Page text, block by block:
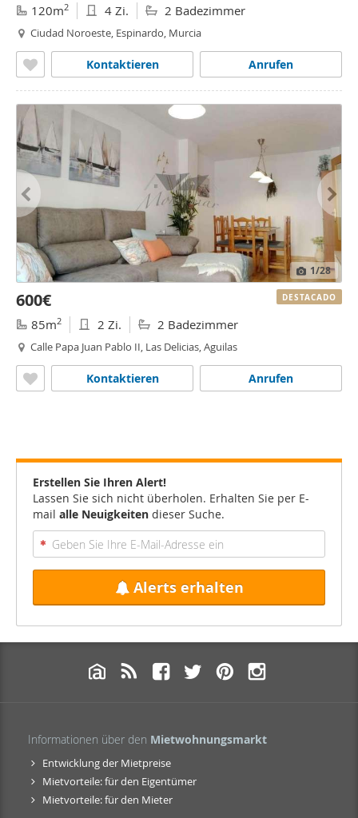
120m2 4 Zi. 2 Badezimmer
Ciudad Noroeste, Espinardo, Murcia
Anrufen
Kontaktieren
1/28
600€
85m2 2 Zi. 2 Badezimmer
Calle Papa Juan Pablo II, Las Delicias, Aguilas
Anrufen
Kontaktieren
DESTACADO
Erstellen Sie Ihren Alert!
Lassen Sie sich nicht überholen. Erhalten Sie per E-
mail alle Neuigkeiten dieser Suche.
Alerts erhalten
Informationen über den Mietwohnungsmarkt
Entwicklung der Mietpreise
Mietvorteile: für den Eigentümer
Mietvorteile: für den Mieter